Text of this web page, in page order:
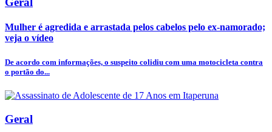
Mulher é agredida e arrastada pelos cabelos pelo ex-namorado;
veja o vídeo
De acordo com informações, o suspeito colidiu com uma motocicleta contra
o portão do...
Geral